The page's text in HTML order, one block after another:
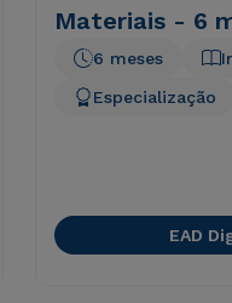
Materiais - 6
6 meses
Especialização
EAD